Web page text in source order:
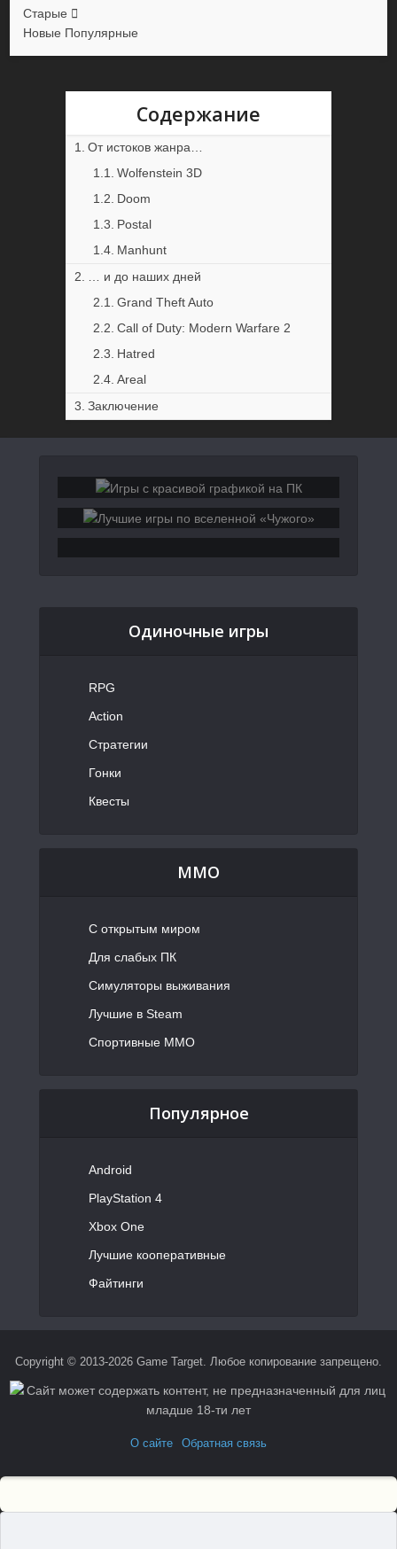
Старые
Новые Популярные
Содержание
От истоков жанра…
Wolfenstein 3D
Doom
Postal
Manhunt
… и до наших дней
Grand Theft Auto
Call of Duty: Modern Warfare 2
Hatred
Areal
Заключение
Одиночные игры
RPG
Action
Стратегии
Гонки
Квесты
MMO
С открытым миром
Для слабых ПК
Симуляторы выживания
Лучшие в Steam
Спортивные MMO
Популярное
Android
PlayStation 4
Xbox One
Лучшие кооперативные
Файтинги
Copyright © 2013-2026 Game Target. Любое копирование запрещено.
О сайте Обратная связь